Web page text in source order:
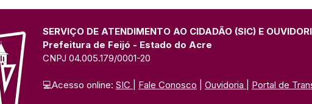
SERVIÇO DE ATENDIMENTO AO CIDADÃO (SIC) E
Prefeitura de Feijó - Estado do Acre
CNPJ 04.005.179/0001-20
💻Acesso online: SIC Fale Conosco Ouvidoria Portal de